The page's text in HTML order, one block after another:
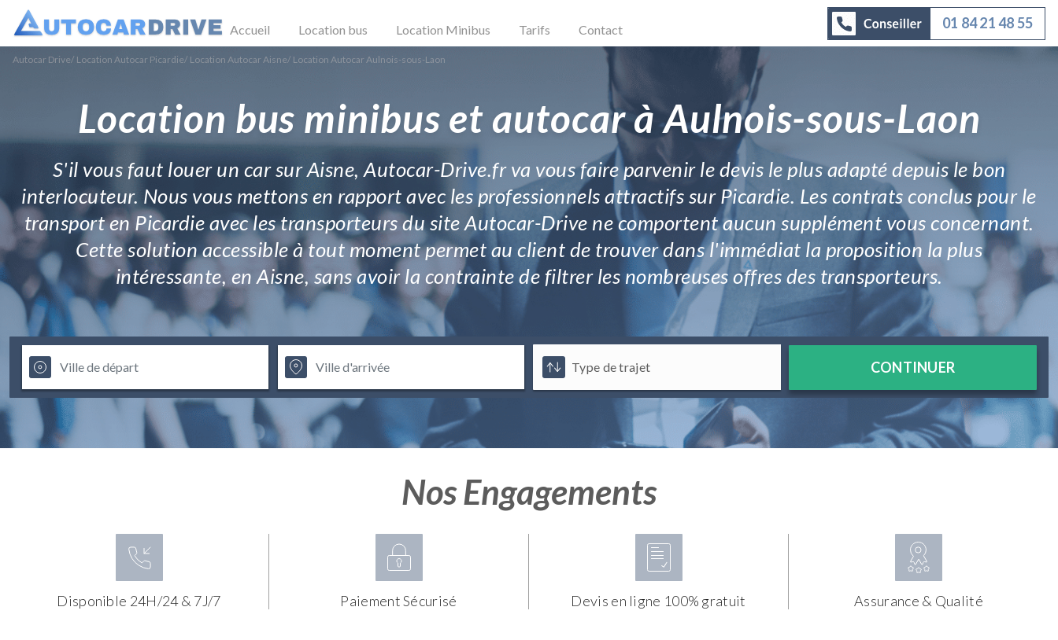
Accueil Location bus Location Minibus Tarifs Contact 01 84 21 48 55
Autocar Drive/ Location Autocar Picardie/ Location Autocar Aisne/ Location Autocar Aulnois-sous-Laon
Location bus minibus et autocar à Aulnois-sous-Laon
S'il vous faut louer un car sur Aisne, Autocar-Drive.fr va vous faire parvenir le devis le plus adapté depuis le bon
interlocuteur. Nous vous mettons en rapport avec les professionnels attractifs sur Picardie. Les contrats conclus pour le
transport en Picardie avec les transporteurs du site Autocar-Drive ne comportent aucun supplément vous concernant.
Cette solution accessible à tout moment permet au client de trouver dans l'immédiat la proposition la plus
intéressante, en Aisne, sans avoir la contrainte de filtrer les nombreuses offres des transporteurs.
CONTINUER
Nos Engagements
Disponible 24H/24 & 7J/7 Paiement Sécurisé Devis en ligne 100% gratuit Assurance & Qualité